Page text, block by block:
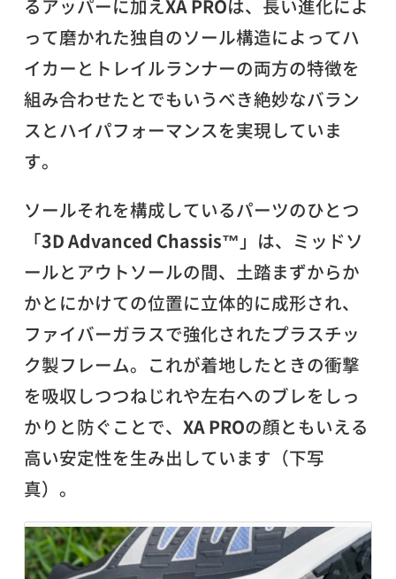
るアッパーに加えXA PROは、長い進化によ
って磨かれた独自のソール構造によってハ
イカーとトレイルランナーの両方の特徴を
組み合わせたとでもいうべき絶妙なバラン
スとハイパフォーマンスを実現していま
す。
ソールそれを構成しているパーツのひとつ
「3D Advanced Chassis™ 」は、ミッドソ
ールとアウトソールの間、土踏まずからか
かとにかけての位置に立体的に成形され、
ファイバーガラスで強化されたプラスチッ
ク製フレーム。これが着地したときの衝撃
を吸収しつつねじれや左右へのブレをしっ
かりと防ぐことで、XA PROの顔ともいえる
高い安定性を生み出しています（下写
真）。